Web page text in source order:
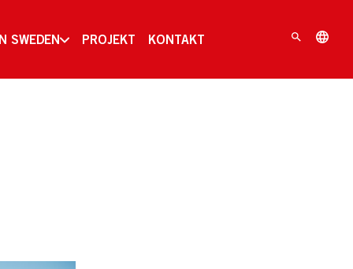
SWEDEN PROJEKT KONTAKT